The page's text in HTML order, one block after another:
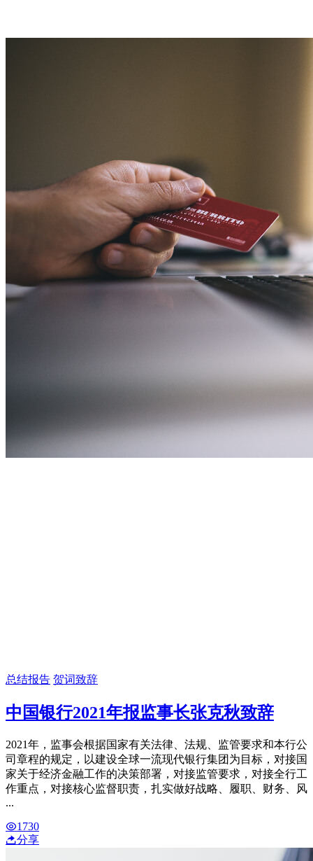
总结报告 贺词致辞
中国银行2021年报监事长张克秋致辞
2021年，监事会根据国家有关法律、法规、监管要求和本行公
司章程的规定，以建设全球一流现代银行集团为目标，对接国
家关于经济金融工作的决策部署，对接监管要求，对接全行工
作重点，对接核心监督职责，扎实做好战略、履职、财务、风
...
1730
分享